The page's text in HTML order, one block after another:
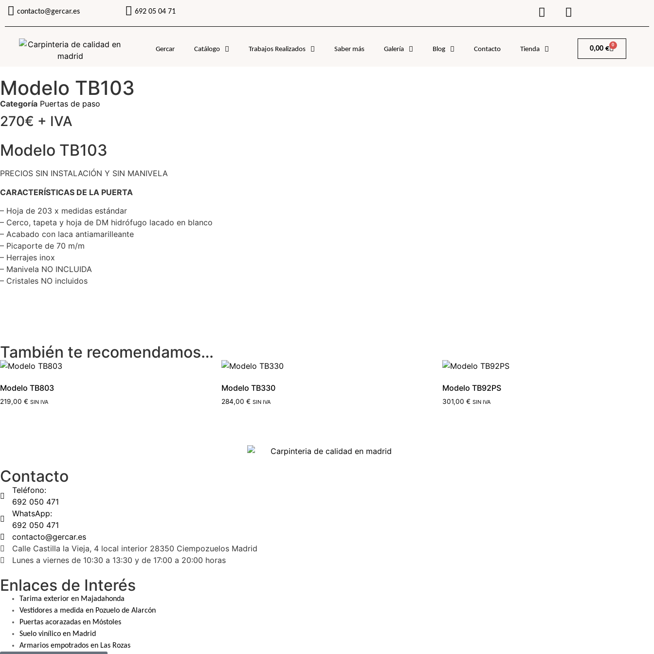
contacto@gercar.es 692 05 04 71
Gercar Catálogo Trabajos Realizados Saber más Galería Blog Contacto Tienda 0,00 € 0
Modelo TB103
Categoría Puertas de paso
270€ + IVA
Modelo TB103
PRECIOS SIN INSTALACIÓN Y SIN MANIVELA
CARACTERÍSTICAS DE LA PUERTA
– Hoja de 203 x medidas estándar
– Cerco, tapeta y hoja de DM hidrófugo lacado en blanco
– Acabado con laca antiamarilleante
– Picaporte de 70 m/m
– Herrajes inox
– Manivela NO INCLUIDA
– Cristales NO incluidos
También te recomendamos…
Modelo TB803
219,00 € SIN IVA
Modelo TB330
284,00 € SIN IVA
Modelo TB92PS
301,00€ SIN IVA
Contacto
Teléfono:
692 050 471
WhatsApp:
692 050 471
contacto@gercar.es
Calle Castilla la Vieja, 4 local interior 28350 Ciempozuelos Madrid
Lunes a viernes de 10:30 a 13:30 y de 17:00 a 20:00 horas
Enlaces de Interés
Tarima exterior en Majadahonda
Vestidores a medida en Pozuelo de Alarcón
Puertas acorazadas en Móstoles
Suelo vinílico en Madrid
Armarios empotrados en Las Rozas